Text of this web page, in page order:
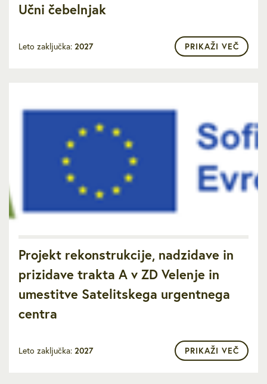
Učni čebelnjak
Leto zaključka: 2027 PRIKAŽI VEČ
Projekt rekonstrukcije, nadzidave in
prizidave trakta A v ZD Velenje in
umestitve Satelitskega urgentnega
centra
Leto zaključka: 2027 PRIKAŽI VEČ